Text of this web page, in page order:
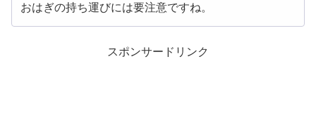
おはぎの持ち運びには要注意ですね。
スポンサードリンク